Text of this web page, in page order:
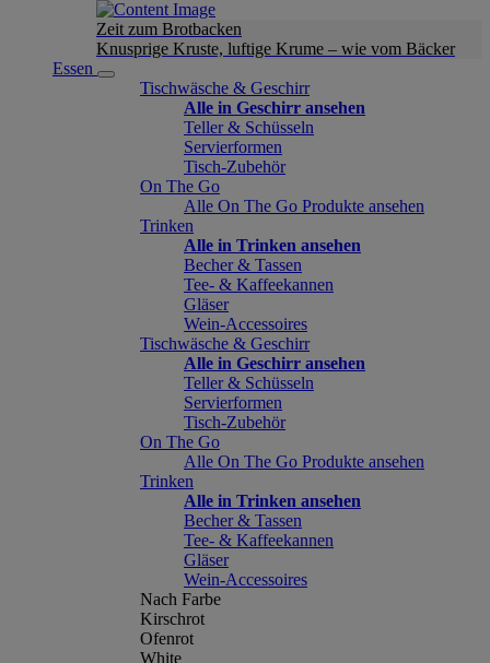
Zeit zum Brotbacken
Knusprige Kruste, luftige Krume – wie vom Bäcker
Essen
Tischwäsche & Geschirr
Alle in Geschirr ansehen
Teller & Schüsseln
Servierformen
Tisch-Zubehör
On The Go
Alle On The Go Produkte ansehen
Trinken
Alle in Trinken ansehen
Becher & Tassen
Tee- & Kaffeekannen
Gläser
Wein-Accessoires
Tischwäsche & Geschirr
Alle in Geschirr ansehen
Teller & Schüsseln
Servierformen
Tisch-Zubehör
On The Go
Alle On The Go Produkte ansehen
Trinken
Alle in Trinken ansehen
Becher & Tassen
Tee- & Kaffeekannen
Gläser
Wein-Accessoires
Nach Farbe
Kirschrot
Ofenrot
White